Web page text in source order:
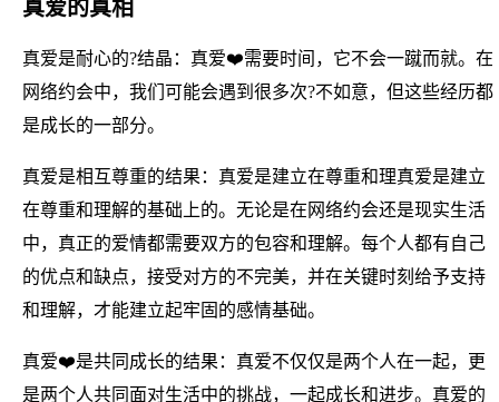
真爱的真相
真爱是耐心的?结晶：真爱❤️需要时间，它不会一蹴而就。在
网络约会中，我们可能会遇到很多次?不如意，但这些经历都
是成长的一部分。
真爱是相互尊重的结果：真爱是建立在尊重和理真爱是建立
在尊重和理解的基础上的。无论是在网络约会还是现实生活
中，真正的爱情都需要双方的包容和理解。每个人都有自己
的优点和缺点，接受对方的不完美，并在关键时刻给予支持
和理解，才能建立起牢固的感情基础。
真爱❤️是共同成长的结果：真爱不仅仅是两个人在一起，更
是两个人共同面对生活中的挑战，一起成长和进步。真爱的